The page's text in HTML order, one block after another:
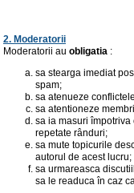
2. Moderatorii
Moderatorii au obligatia :
sa stearga imediat
spam;
sa atenueze
sa atentioneze
sa ia masuri
repetate rânduri;
sa mute topicurile
autorul de acest lucru;
sa urmareasca
sa le readuca în caz